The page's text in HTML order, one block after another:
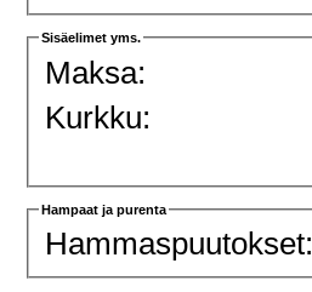
Sisäelimet yms.
Maksa:
Kurkku:
Hampaat ja purenta
Hammaspuutokset: